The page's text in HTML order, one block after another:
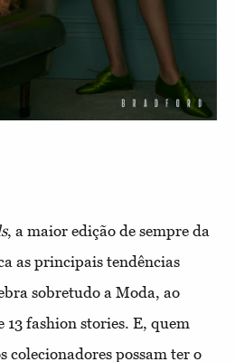
, a maior edição de sempre da
as principais tendências
sobretudo a Moda, ao
13 fashion stories. E, quem
colecionadores possam ter o